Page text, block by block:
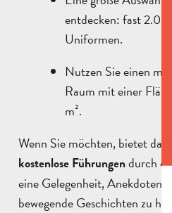
entdecken: fast
Uniformen.
Nutzen Sie einen
Raum mit einer
m².
Wenn Sie möchten, bietet das
kostenlose Führungendurch
eine Gelegenheit, Anekdoten,
bewegende Geschichten zu